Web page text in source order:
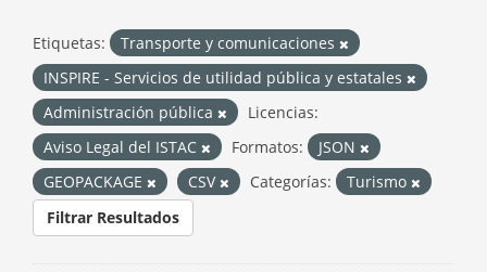
Etiquetas:
Transporte y comunicaciones
INSPIRE - Servicios de utilidad pública y estatales
Administración pública
Licencias:
Aviso Legal del ISTAC
Formatos:
JSON
GEOPACKAGE
CSV Categorías:
Turismo
Filtrar Resultados